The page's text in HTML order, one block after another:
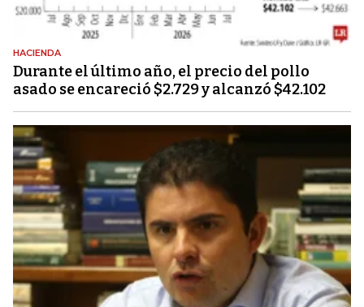
HACIENDA
Durante el último año, el precio del pollo
asado se encareció $2.729 y alcanzó $42.102